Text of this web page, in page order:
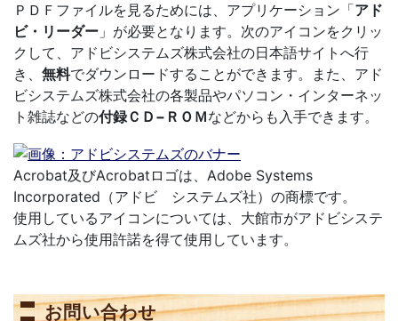
ＰＤＦファイルを見るためには、アプリケーション「アド
ビ・リーダー 」が必要となります。次のアイコンをクリッ
クして、アドビシステムズ株式会社の日本語サイトへ行
き、 無料でダウンロードすることができます。また、アド
ビシステムズ株式会社の各製品やパソコン・インターネッ
ト雑誌などの付録ＣＤ−ＲＯＭなどからも入手できます。
Acrobat及びAcrobatロゴは、Adobe Systems
Incorporated（アドビ システムズ社）の商標です。
使用しているアイコンについては、大館市がアドビシステ
ムズ社から使用許諾を得て使用しています。
お問い合わせ